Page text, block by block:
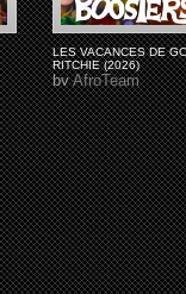
LES VACANCES DE
RITCHIE (2026)
byAfroTeam